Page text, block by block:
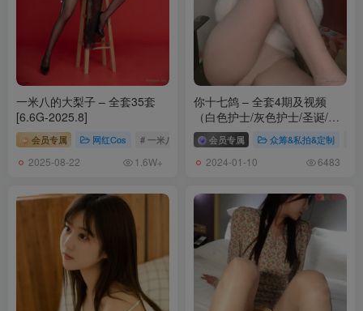
一米八的大梨子 – 全套35套
[6.6G-2025.8]
会员专属 网红Cos # 一米八的大梨子
2025-08-22 1.6W+
你十七鸽 – 全套4期及视频
（白色护士/灰色护士/圣诞/宿
醉毛衣)[1.3G]
会员专属 众筹&私拍&定制
2024-01-10 6483